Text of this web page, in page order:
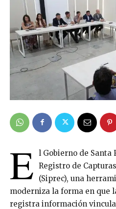
E l Gobierno de Santa
Registro de
(Siprec), una
moderniza la forma en que
registra información